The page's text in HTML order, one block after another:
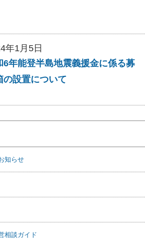
年1月5日
6年能登半島地震義援金に係る募
の設置について
知らせ
相談ガイド